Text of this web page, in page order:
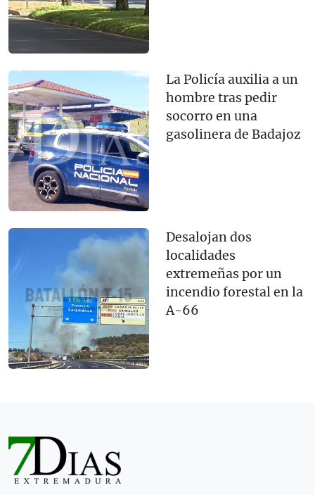
La Policía auxilia a un
hombre tras pedir
socorro en una
gasolinera de Badajoz
Desalojan dos
localidades
extremeñas por un
incendio forestal en la
A-66